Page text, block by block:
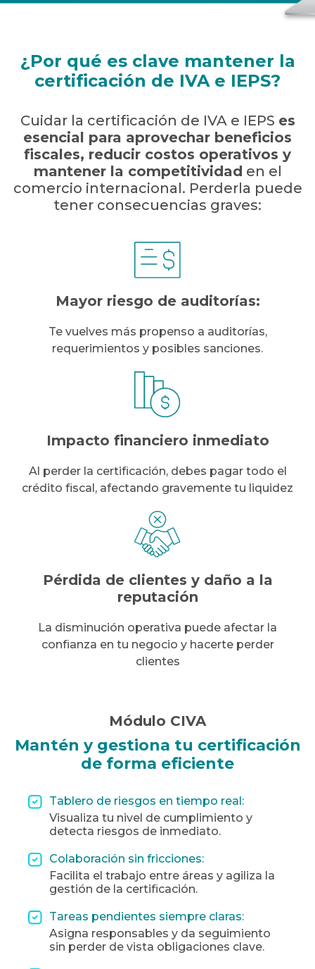
¿Por qué es clave mantener la
certificación de IVA e IEPS?
Cuidar la certificación de IVA e IEPS es
esencial para aprovechar beneficios
fiscales, reducir costos operativos y
mantener la competitividad en el
comercio internacional. Perderla puede
tener consecuencias graves:
Mayor riesgo de auditorías:
Te vuelves más propenso a auditorías,
requerimientos y posibles sanciones.
Impacto financiero inmediato
Al perder la certificación, debes pagar todo el
crédito fiscal, afectando gravemente tu liquidez
Pérdida de clientes y daño a la
reputación
La disminución operativa puede afectar la
confianza en tu negocio y hacerte perder
clientes
Módulo CIVA
Mantén y gestiona tu certificación
de forma eficiente
Tablero de riesgos en tiempo real:
Visualiza tu nivel de cumplimiento y
detecta riesgos de inmediato.
Colaboración sin fricciones:
Facilita el trabajo entre áreas y agiliza la
gestión de la certificación.
Tareas pendientes siempre claras:
Asigna responsables y da seguimiento
sin perder de vista obligaciones clave.